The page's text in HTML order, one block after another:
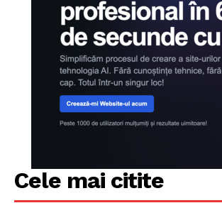
Cele mai citite